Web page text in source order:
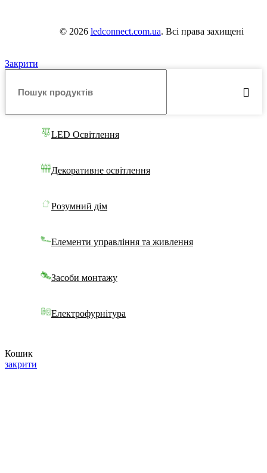
© 2026 ledconnect.com.ua. Всі права захищені
Закрити
LED Освітлення
Декоративне освітлення
Розумний дім
Елементи управління та живлення
Засоби монтажу
Електрофурнітура
Кошик
закрити